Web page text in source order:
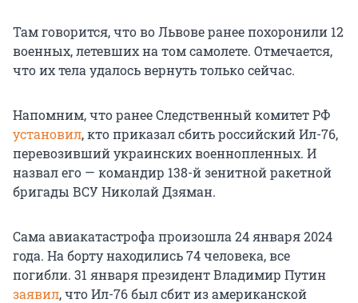
Там говорится, что во Львове ранее похоронили 12
военных, летевших на том самолете. Отмечается,
что их тела удалось вернуть только сейчас.
Напомним, что ранее Следственный комитет РФ
установил, кто приказал сбить российский Ил-76,
перевозивший украинских военнопленных. И
назвал его — командир 138-й зенитной ракетной
бригады ВСУ Николай Дзяман.
Сама авиакатастрофа произошла 24 января 2024
года. На борту находились 74 человека, все
погибли. 31 января президент Владимир Путин
заявил, что Ил-76 был сбит из американской